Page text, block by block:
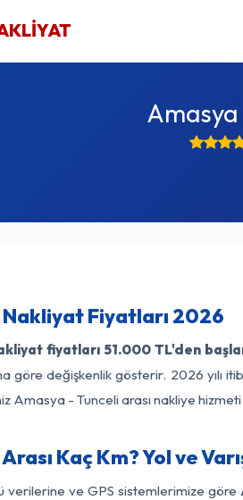
Fiyatları 2026
fiyatları 51.000 TL'den
göre değişkenlik gösterir. 2026 yılı
Amasya - Tunceli arası nakliye hizmeti
Kaç Km? Yol ve
verilerine ve GPS sistemlerimize göre